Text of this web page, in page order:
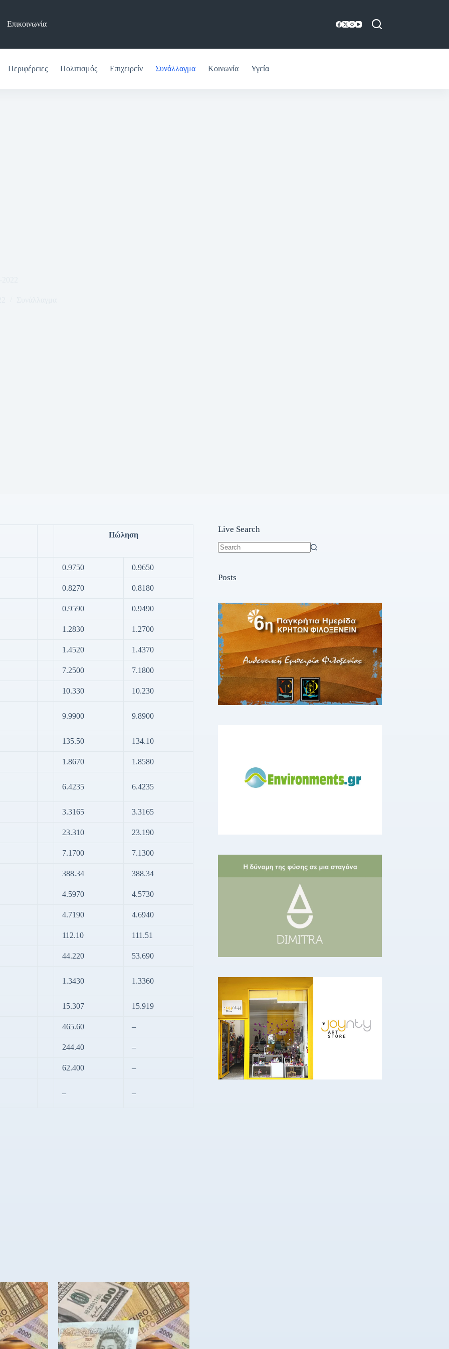
Επικοινωνία
Περιφέρειες Πολιτισμός Επιχειρείν Συνάλλαγμα Κοινωνία Υγεία
Πώληση
0.9750 0.9650
0.8270 0.8180
0.9590 0.9490
1.2830 1.2700
1.4520 1.4370
7.2500 7.1800
10.330 10.230
9.9900 9.8900
135.50 134.10
1.8670 1.8580
6.4235 6.4235
3.3165 3.3165
23.310 23.190
7.1700 7.1300
388.34 388.34
4.5970 4.5730
4.7190 4.6940
112.10 111.51
44.220 53.690
1.3430 1.3360
15.307 15.919
465.60 –
244.40 –
62.400 –
– –
Live Search
Posts